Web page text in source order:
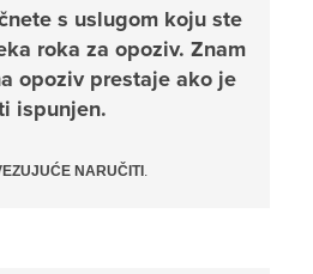
s uslugom koju ste
roka za opoziv. Znam
opoziv prestaje ako je
ispunjen.
NARUČITI .